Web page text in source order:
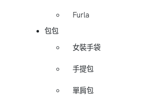
Furla
包包
女裝手袋
手提包
單肩包